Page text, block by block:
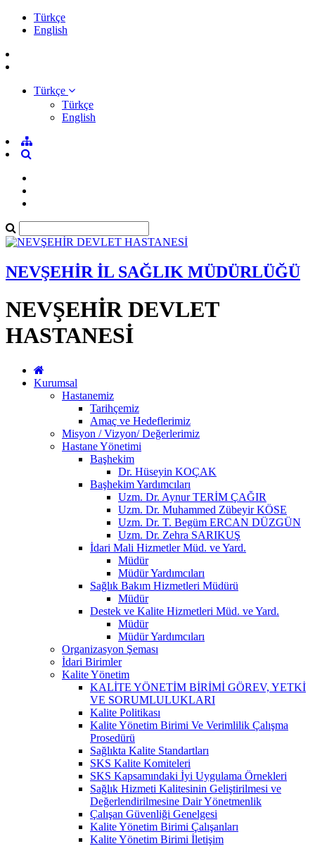
Türkçe
English
Türkçe
Türkçe
English
NEVŞEHİR İL SAĞLIK MÜDÜRLÜĞÜ
NEVŞEHİR DEVLET
HASTANESİ
Kurumsal
Hastanemiz
Tarihçemiz
Amaç ve Hedeflerimiz
Misyon / Vizyon/ Değerlerimiz
Hastane Yönetimi
Başhekim
Dr. Hüseyin KOÇAK
Başhekim Yardımcıları
Uzm. Dr. Aynur TERİM ÇAĞIR
Uzm. Dr. Muhammed Zübeyir KÖSE
Uzm. Dr. T. Begüm ERCAN DÜZGÜN
Uzm. Dr. Zehra SARIKUŞ
İdari Mali Hizmetler Müd. ve Yard.
Müdür
Müdür Yardımcıları
Sağlık Bakım Hizmetleri Müdürü
Müdür
Destek ve Kalite Hizmetleri Müd. ve Yard.
Müdür
Müdür Yardımcıları
Organizasyon Şeması
İdari Birimler
Kalite Yönetim
KALİTE YÖNETİM BİRİMİ GÖREV, YETKİ
VE SORUMLULUKLARI
Kalite Politikası
Kalite Yönetim Birimi Ve Verimlilik Çalışma
Prosedürü
Sağlıkta Kalite Standartları
SKS Kalite Komiteleri
SKS Kapsamındaki İyi Uygulama Örnekleri
Sağlık Hizmeti Kalitesinin Geliştirilmesi ve
Değerlendirilmesine Dair Yönetmenlik
Çalışan Güvenliği Genelgesi
Kalite Yönetim Birimi Çalışanları
Kalite Yönetim Birimi İletişim